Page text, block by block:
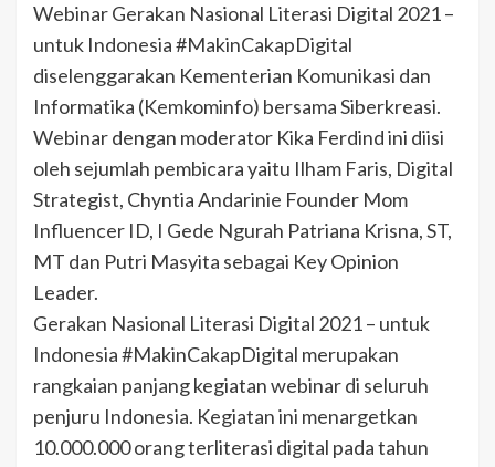
Webinar Gerakan Nasional Literasi Digital 2021 –
untuk Indonesia #MakinCakapDigital
diselenggarakan Kementerian Komunikasi dan
Informatika (Kemkominfo) bersama Siberkreasi.
Webinar dengan moderator Kika Ferdind ini diisi
oleh sejumlah pembicara yaitu Ilham Faris, Digital
Strategist, Chyntia Andarinie Founder Mom
Influencer ID, I Gede Ngurah Patriana Krisna, ST,
MT dan Putri Masyita sebagai Key Opinion
Leader.
Gerakan Nasional Literasi Digital 2021 – untuk
Indonesia #MakinCakapDigital merupakan
rangkaian panjang kegiatan webinar di seluruh
penjuru Indonesia. Kegiatan ini menargetkan
10.000.000 orang terliterasi digital pada tahun